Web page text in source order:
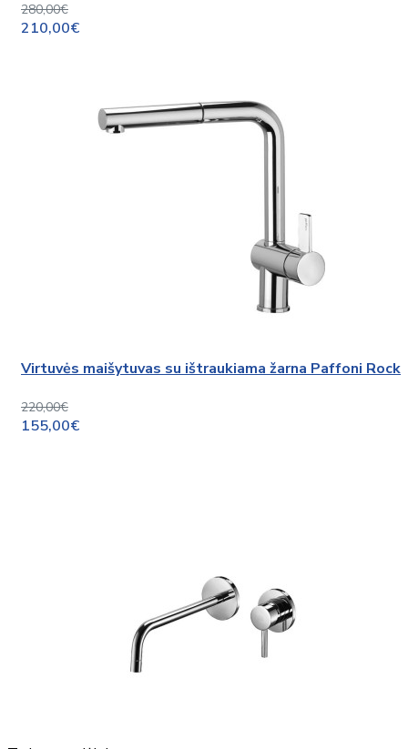
280,00€
210,00€
Virtuvės maišytuvas su ištraukiama žarna Paffoni Rock
220,00€
155,00€